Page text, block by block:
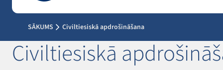
SĀKUMS Civiltiesiskā apdrošināšana
Civiltiesiskā